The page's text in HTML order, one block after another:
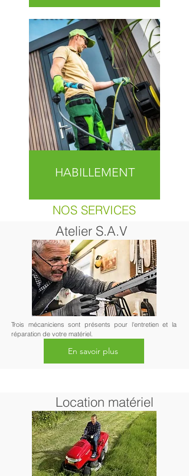
HABILLEMENT
NOS SERVICES
Atelier S.A.V
Trois mécaniciens sont présents pour l'entretien et la
réparation de votre matériel.
En savoir plus
Location matériel